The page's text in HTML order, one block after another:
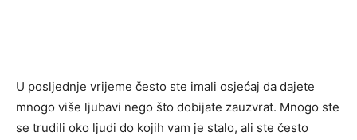
U posljednje vrijeme često ste imali osjećaj da dajete
mnogo više ljubavi nego što dobijate zauzvrat. Mnogo ste
se trudili oko ljudi do kojih vam je stalo, ali ste često